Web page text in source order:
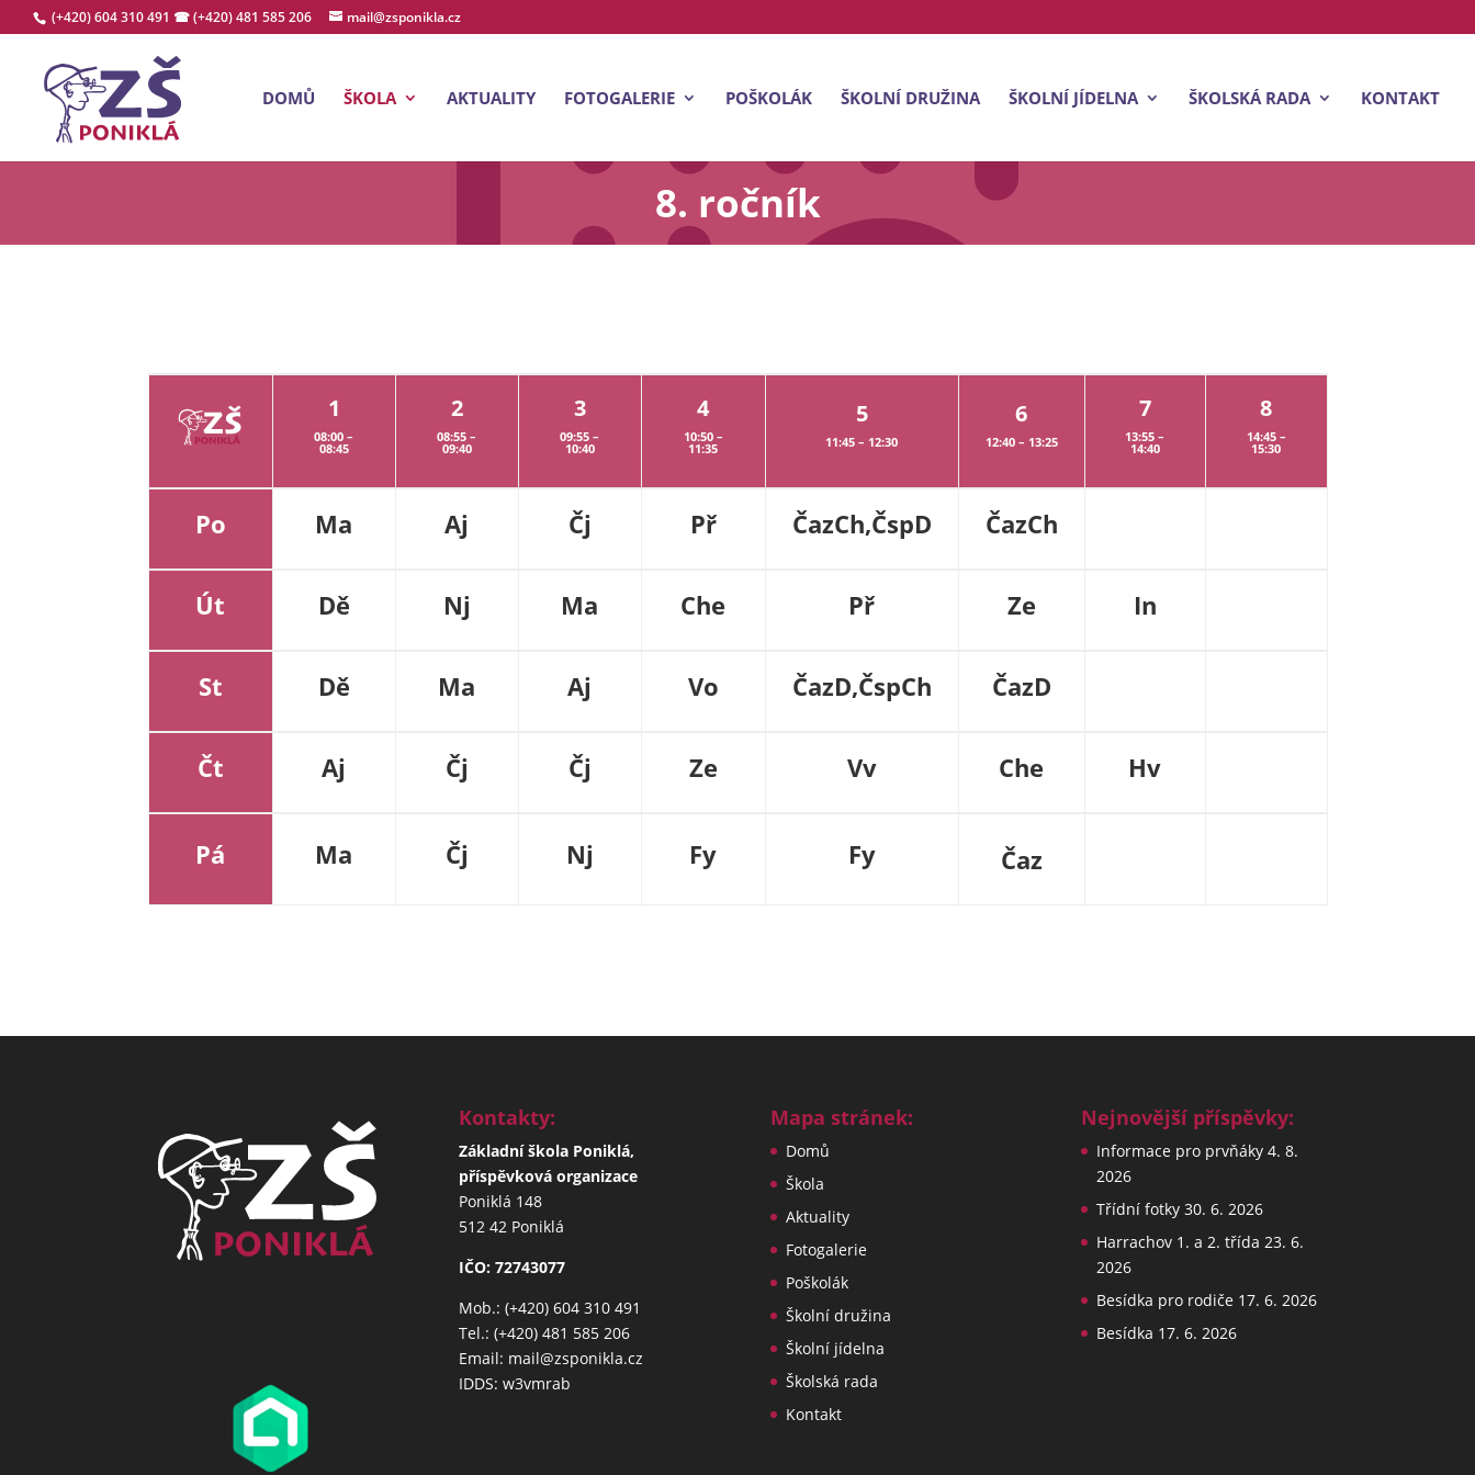
(+420) 604 310 491 ☎ (+420) 481 585 206 mail@zsponikla.cz
DOMŮ ŠKOLA AKTUALITY FOTOGALERIE POŠKOLÁK ŠKOLNÍ DRUŽINA ŠKOLNÍ JÍDELNA ŠKOLSKÁ RADA KONTAKT
8. ročník
1
08:00 –
08:45
2
08:55 –
09:40
3
09:55 –
10:40
4
10:50 –
11:35
5
11:45 – 12:30
6
12:40 – 13:25
7
13:55 –
14:40
8
14:45 –
15:30
Po Ma Aj Čj Př ČazCh,ČspD ČazCh
Út Dě Nj Ma Che Př Ze In
St Dě Ma Aj Vo ČazD,ČspCh ČazD
Čt Aj Čj Čj Ze Vv Che Hv
Pá Ma Čj Nj Fy Fy Čaz
Kontakty:
Základní škola Poniklá,
příspěvková organizace
Poniklá 148
512 42 Poniklá
IČO: 72743077
Mob.: (+420) 604 310 491
Tel.: (+420) 481 585 206
Email: mail@zsponikla.cz
IDDS: w3vmrab
Mapa stránek:
Domů
Škola
Aktuality
Fotogalerie
Poškolák
Školní družina
Školní jídelna
Školská rada
Kontakt
Nejnovější příspěvky:
Informace pro prvňáky 4. 8.
2026
Třídní fotky 30. 6. 2026
Harrachov 1. a 2. třída 23. 6.
2026
Besídka pro rodiče 17. 6. 2026
Besídka 17. 6. 2026